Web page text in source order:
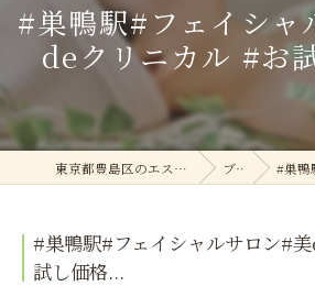
#巣鴨駅#フェイシャ
deクリニカル #お
東京都豊島区のエステなら美deクリニカル ブログ #巣鴨駅#フ
#巣鴨駅#フェイシャルサロン#
試し価格...